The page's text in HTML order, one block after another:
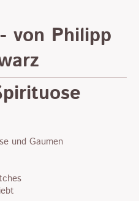
von Philipp
und Gaumen